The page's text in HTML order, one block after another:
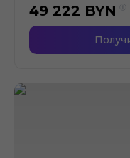
49 222 BYN